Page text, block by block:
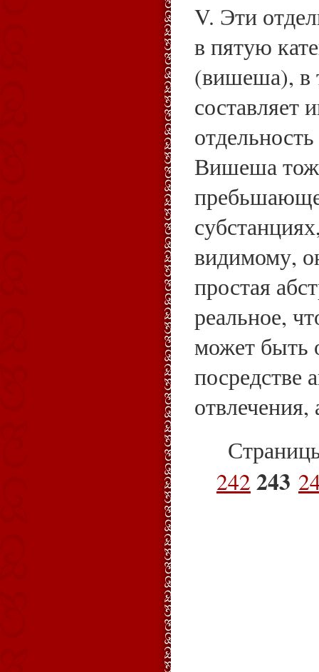
V. Эти
в пятую
(вишеша), в
составляет
Вишеша
видимому,
простая
реальное,
может быть
посредстве
отвлечения,
242 243